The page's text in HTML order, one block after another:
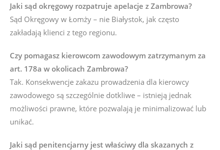
Jaki sąd okręgowy rozpatruje apelacje z Zambrowa?
Sąd Okręgowy w Łomży – nie Białystok, jak często
zakładają klienci z tego regionu.
Czy pomagasz kierowcom zawodowym zatrzymanym za
art. 178a w okolicach Zambrowa?
Tak. Konsekwencje zakazu prowadzenia dla kierowcy
zawodowego są szczególnie dotkliwe – istnieją jednak
możliwości prawne, które pozwalają je minimalizować lub
unikać.
Jaki sąd penitencjarny jest właściwy dla skazanych z